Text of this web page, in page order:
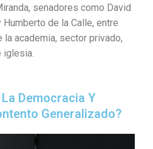
senadores como David
Humberto de la Calle, entre
academia, sector privado,
iglesia.
Democracia Y
Generalizado?